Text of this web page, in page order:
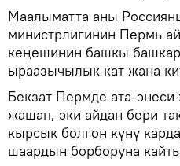
Маалыматта аны
министрлигинин Пермь
кеңешинин башкы
ыраазычылык кат жана
Бекзат Пермде ата-
жашап, эки айдан бери
кырсык болгон күнү
шаардын борборуна